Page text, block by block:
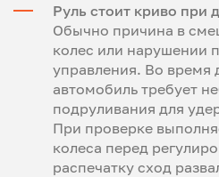
Руль стоит криво при
Обычно причина в
колес или нарушении
управления. Во
автомобиль требует
подруливания для
При проверке
колеса перед
распечатку сход